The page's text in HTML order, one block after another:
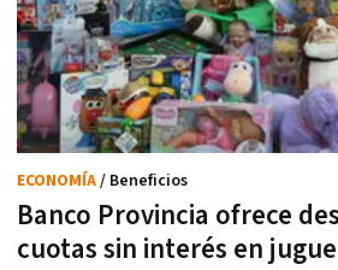
Banco Provincia ofrece
cuotas sin interés en
ECONOMÍA/ Beneficios